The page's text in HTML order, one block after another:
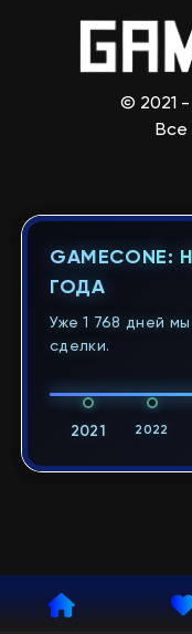
© 2021
ГОДА
Уже 1 768 дней
сделки.
2021 2022